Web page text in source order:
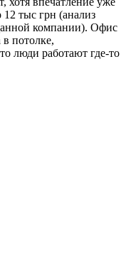
тыс грн (анализ
компании). Офис
потолке,
люди работают где-то